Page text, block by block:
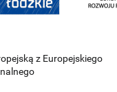
z Europejskiego